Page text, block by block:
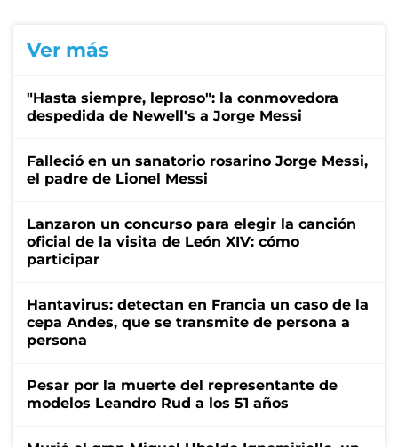
Ver más
"Hasta siempre, leproso": la conmovedora
despedida de Newell's a Jorge Messi
Falleció en un sanatorio rosarino Jorge Messi,
el padre de Lionel Messi
Lanzaron un concurso para elegir la canción
oficial de la visita de León XIV: cómo
participar
Hantavirus: detectan en Francia un caso de la
cepa Andes, que se transmite de persona a
persona
Pesar por la muerte del representante de
modelos Leandro Rud a los 51 años